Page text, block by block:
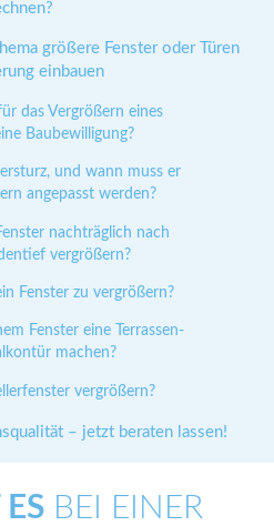
größere Fenster oder Türen
einbauen
das Vergrößern eines
Baubewilligung?
und wann muss er
angepasst werden?
nachträglich nach
vergrößern?
Fenster zu vergrößern?
Fenster eine Terrassen-
machen?
vergrößern?
– jetzt beraten lassen!
BEI EINER